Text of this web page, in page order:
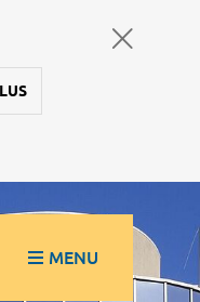
MENU